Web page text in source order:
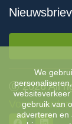
Ⓒ 2026 All
Voorwaarden
We
gebruik van
adverteren en